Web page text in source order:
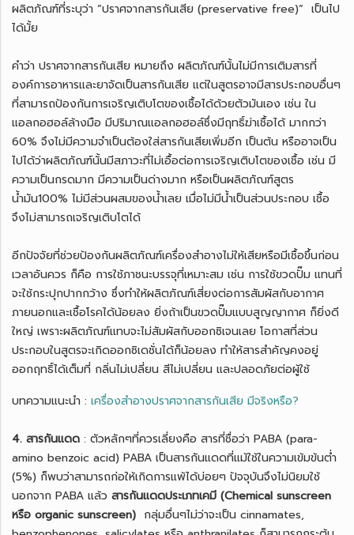
ผลิตภัณฑ์ที่ระบุว่า “ปราศจากสารกันเสีย (preservative free)” เป็นไป
ได้มั้ย
คำว่า ปราศจากสารกันเสีย หมายถึง ผลิตภัณฑ์นั้นไม่มีการเติมสารที่
องค์การอาหารและยาจัดเป็นสารกันเสีย แต่ในสูตรอาจมีสารประกอบอื่นๆ
ที่สามารถป้องกันการเจริญเติบโตของเชื้อได้ด้วยตัวมันเอง เช่น ใน
แอลกอฮอล์ล้างมือ มีปริมาณแอลกอฮอล์ซึ่งมีฤทธิ์ฆ่าเชื้อได้ มากกว่า
60% จึงไม่มีความจำเป็นต้องใส่สารกันเสียเพิ่มอีก เป็นต้น หรืออาจเป็น
ไปได้ว่าผลิตภัณฑ์นั้นมีสภาวะที่ไม่เอื้อต่อการเจริญเติบโตของเชื้อ เช่น มี
ความเป็นกรดมาก มีความเป็นด่างมาก หรือเป็นผลิตภัณฑ์สูตร
น้ำมัน100% ไม่มีส่วนผสมของน้ำเลย เมื่อไม่มีน้ำเป็นส่วนประกอบ เชื้อ
จึงไม่สามารถเจริญเติบโตได้
อีกปัจจัยที่ช่วยป้องกันผลิตภัณฑ์เครื่องสำอางไม่ให้เสียหรือมีเชื้อขึ้นก่อน
เวลาอันควร ก็คือ การใช้ภาชนะบรรจุที่เหมาะสม เช่น การใช้ขวดปั๊ม แทนที่
จะใช้กระปุกปากกว้าง ซึ่งทำให้ผลิตภัณฑ์เสี่ยงต่อการสัมผัสกับอากาศ
ภายนอกและเชื้อโรคได้น้อยลง ยิ่งถ้าเป็นขวดปั๊มแบบสูญญากาศ ก็ยิ่งดี
ใหญ่ เพราะผลิตภัณฑ์แทบจะไม่สัมผัสกับออกซิเจนเลย โอกาสที่ส่วน
ประกอบในสูตรจะเกิดออกซิเดชั่นได้ก็น้อยลง ทำให้สารสำคัญคงอยู่
ออกฤทธิ์ได้เต็มที่ กลิ่นไม่เปลี่ยน สีไม่เปลี่ยน และปลอดภัยต่อผู้ใช้
บทความแนะนำ : เครื่องสำอางปราศจากสารกันเสีย มีจริงหรือ?
4. สารกันแดด : ตัวหลักๆที่ควรเลี่ยงคือ สารที่ชื่อว่า PABA (para-
amino benzoic acid) PABA เป็นสารกันแดดที่แม้ใช้ในความเข้มข้นต่ำ
(5%) ก็พบว่าสามารถก่อให้เกิดการแพ้ได้บ่อยๆ ปัจจุบันจึงไม่นิยมใช้
นอกจาก PABA แล้ว สารกันแดดประเภทเคมี (Chemical sunscreen
หรือ organic sunscreen) กลุ่มอื่นๆไม่ว่าจะเป็น cinnamates,